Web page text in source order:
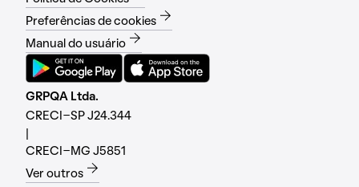
Preferências de cookies
Manual do usuário
GRPQA Ltda.
CRECI-SP J24.344
CRECI-MG J5851
Ver outros